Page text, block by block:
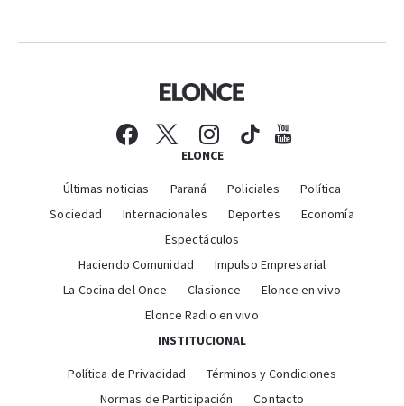
ELONCE
Últimas noticias Paraná Policiales
Política
Sociedad
Internacionales Deportes
Economía
Espectáculos
Haciendo Comunidad
Impulso Empresarial
La Cocina del Once
Clasionce
Elonce en vivo
Elonce Radio en vivo
INSTITUCIONAL
Política de Privacidad
Términos y Condiciones
Normas de Participación
Contacto